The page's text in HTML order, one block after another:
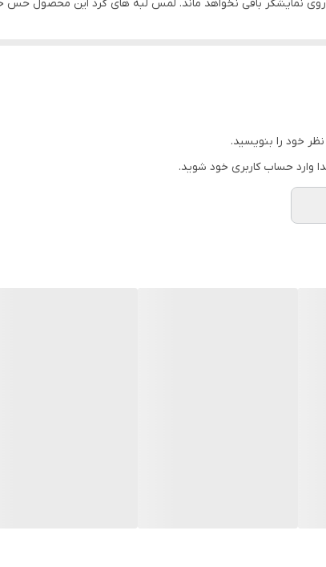
نمایشگر باقی نخواهد ماند. لمس لبه های گرد این محصول
خود را بنویسید.
وارد حساب کاربری خود شوید.